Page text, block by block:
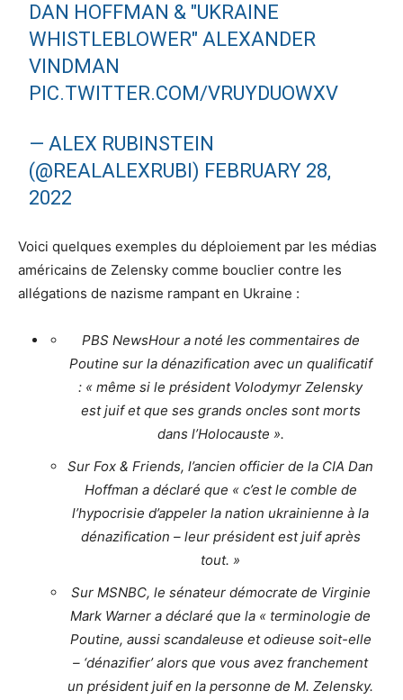
DAN HOFFMAN & "UKRAINE
WHISTLEBLOWER" ALEXANDER
VINDMAN
PIC.TWITTER.COM/VRUYDUOWXV
— ALEX RUBINSTEIN
(@REALALEXRUBI) FEBRUARY 28,
2022
Voici quelques exemples du déploiement par les médias
américains de Zelensky comme bouclier contre les
allégations de nazisme rampant en Ukraine :
PBS NewsHour a noté les commentaires de
Poutine sur la dénazification avec un qualificatif
: « même si le président Volodymyr Zelensky
est juif et que ses grands oncles sont morts
dans l’Holocauste ».
Sur Fox & Friends, l’ancien officier de la CIA Dan
Hoffman a déclaré que « c’est le comble de
l’hypocrisie d’appeler la nation ukrainienne à la
dénazification – leur président est juif après
tout. »
Sur MSNBC, le sénateur démocrate de Virginie
Mark Warner a déclaré que la « terminologie de
Poutine, aussi scandaleuse et odieuse soit-elle
– ‘dénazifier’ alors que vous avez franchement
un président juif en la personne de M. Zelensky.